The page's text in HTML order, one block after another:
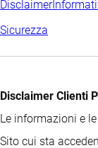
Disclaimer
Sicurezza
Disclaimer Clienti
Le informazioni e
Sito cui sta